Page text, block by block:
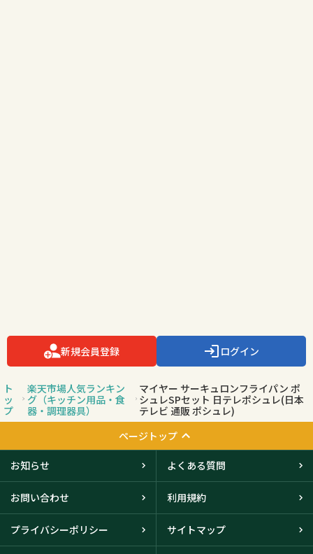
新規会員登録 ログイン
ト
ッ
プ
楽天市場人気ランキン
グ（キッチン用品・食
器・調理器具）
マイヤー サーキュロンフライパン ポ
シュレSPセット 日テレポシュレ(日本
テレビ 通販 ポシュレ)
ページトップ
お知らせ よくある質問
お問い合わせ 利用規約
プライバシーポリシー サイトマップ